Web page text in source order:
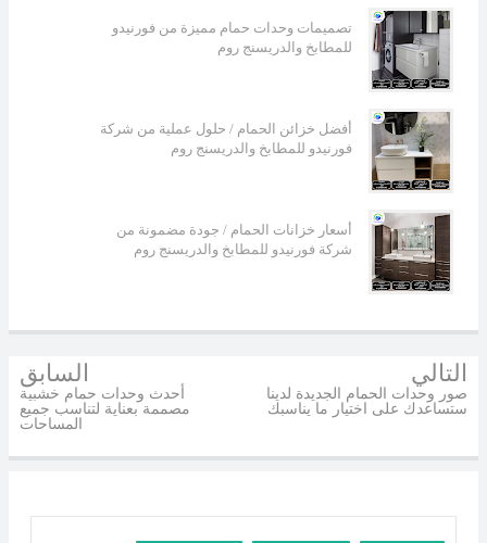
تصميمات وحدات حمام مميزة من فورنيدو
للمطابخ والدريسنج روم
أفضل خزائن الحمام / حلول عملية من شركة
فورنيدو للمطابخ والدريسنج روم
أسعار خزانات الحمام / جودة مضمونة من
شركة فورنيدو للمطابخ والدريسنج روم
التالي
صور وحدات الحمام الجديدة لدينا
ستساعدك على اختيار ما يناسبك
السابق
أحدث وحدات حمام خشبية
مصممة بعناية لتناسب جميع
المساحات